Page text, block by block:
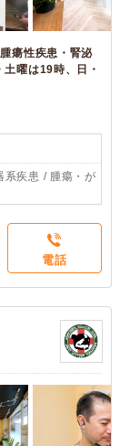
瘍性疾患・腎泌
曜は19時、日・
系疾患 / 腫瘍・が
電話